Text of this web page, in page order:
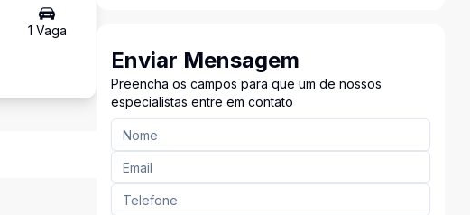
1 Vaga
Enviar Mensagem
Preencha os campos para que um de nossos
especialistas entre em contato